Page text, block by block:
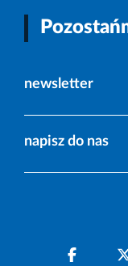
newsletter
napisz do nas